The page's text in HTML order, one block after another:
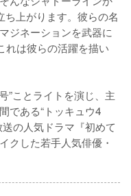
上がります。彼らの名
ジネーションを武器に
れは彼らの活躍を描い
”ことライトを演じ、主
である“トッキュウ4
の人気ドラマ『初めて
クした若手人気俳優・